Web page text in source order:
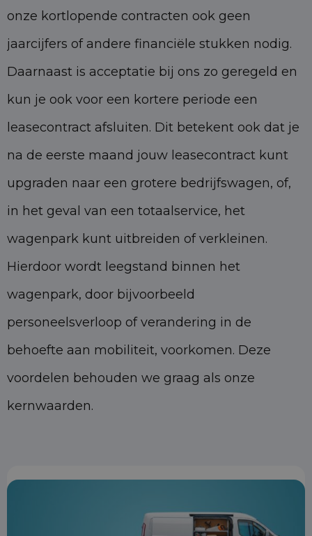
onze kortlopende contracten ook geen
jaarcijfers of andere financiële stukken nodig.
Daarnaast is acceptatie bij ons zo geregeld en
kun je ook voor een kortere periode een
leasecontract afsluiten. Dit betekent ook dat je
na de eerste maand jouw leasecontract kunt
upgraden naar een grotere bedrijfswagen, of,
in het geval van een totaalservice, het
wagenpark kunt uitbreiden of verkleinen.
Hierdoor wordt leegstand binnen het
wagenpark, door bijvoorbeeld
personeelsverloop of verandering in de
behoefte aan mobiliteit, voorkomen. Deze
voordelen behouden we graag als onze
kernwaarden.